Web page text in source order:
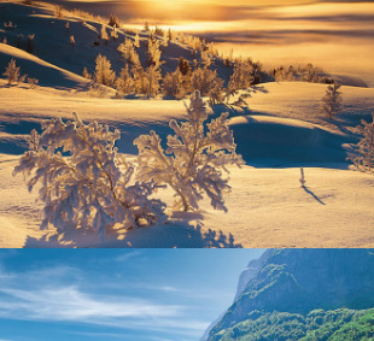
- Winter gold